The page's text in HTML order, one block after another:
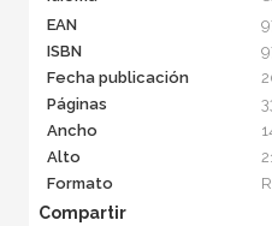
EAN
ISBN
Fecha publicación
Páginas
Ancho
Alto
Formato